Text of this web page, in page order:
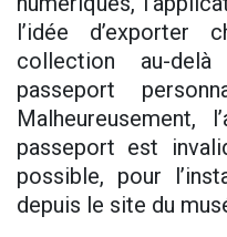
l’idée
collection au-
passeport
Malheureusement,
passeport est
possible, pour
depuis le site du